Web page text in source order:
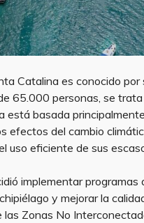
Catalina es conocido
65.000 personas, se
basada
efectos del cambio
eficiente de sus
implementar programas
y mejorar la
Zonas No